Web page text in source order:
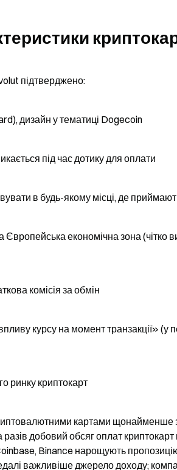
підтверджено:
дизайн у тематиці Dogecoin
під час дотику для оплати
в будь-якому місці, де
Європейська економічна зона
комісія за обмін
курсу на момент транзакції» (у
ринку криптокарт
картами щонайменше
добовий обсяг оплат
Binance нарощують
важливіше джерело доходу;